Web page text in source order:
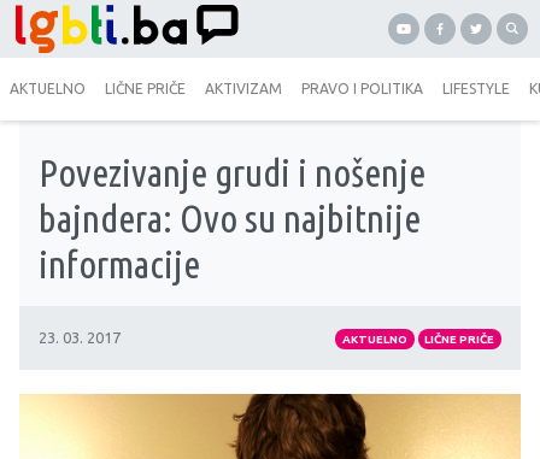
AKTUELNO LIČNE PRIČE AKTIVIZAM PRAVO I POLITIKA LIFESTYLE
Povezivanje grudi i nošenje
bajndera: Ovo su najbitnije
informacije
23. 03. 2017 AKTUELNO LIČNE PRIČE